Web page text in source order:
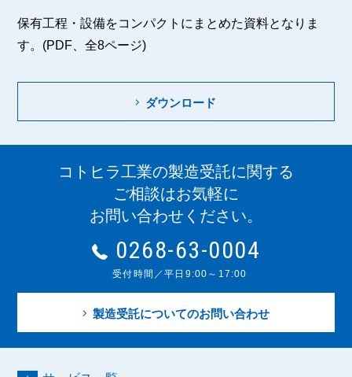
保有工程・設備をコンパクトにまとめた資料となりま
す。(PDF、全8ページ)
ダウンロード
コトヒラ工業の製造受託に関する
ご相談はお気軽に
お問い合わせください。
0268-63-0004
受付時間／平日9:00～17:00
製造受託についてのお問い合わせ